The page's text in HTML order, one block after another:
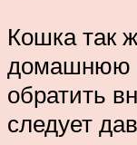
Кошка так
домашнюю
обратить
следует